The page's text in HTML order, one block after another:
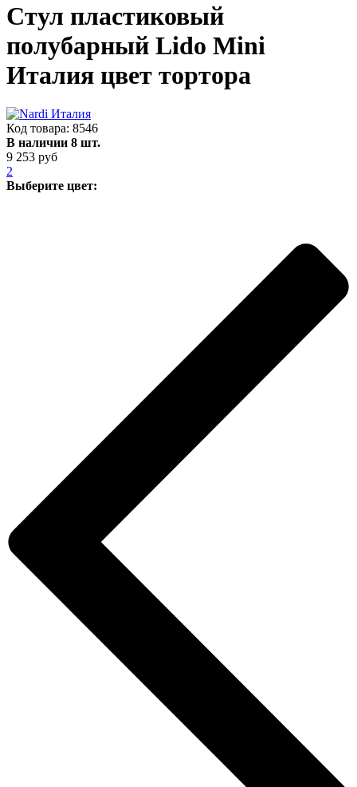
Стул пластиковый
полубарный Lido Mini
Италия цвет тортора
Код товара: 8546
В наличии 8 шт.
9 253 руб
2
Выберите цвет: